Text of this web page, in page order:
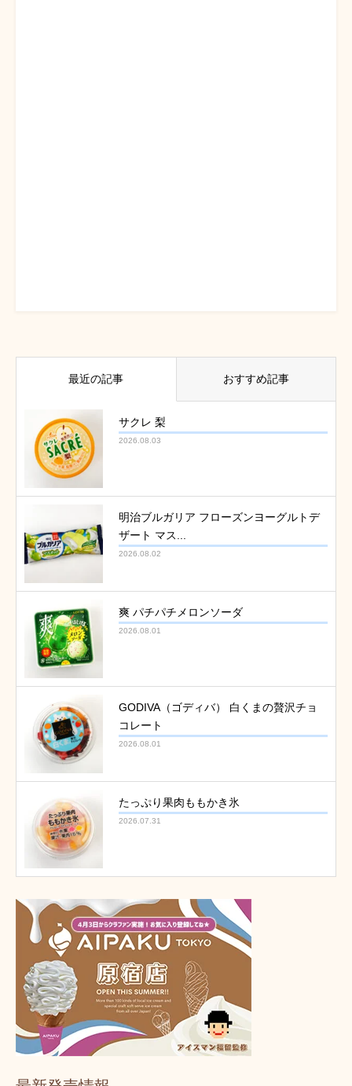
最近の記事 おすすめ記事
サクレ 梨
2026.08.03
明治ブルガリア フローズンヨーグルトデ
ザート マス...
2026.08.02
爽 パチパチメロンソーダ
2026.08.01
GODIVA（ゴディバ） 白くまの贅沢チョ
コレート
2026.08.01
たっぷり果肉ももかき氷
2026.07.31